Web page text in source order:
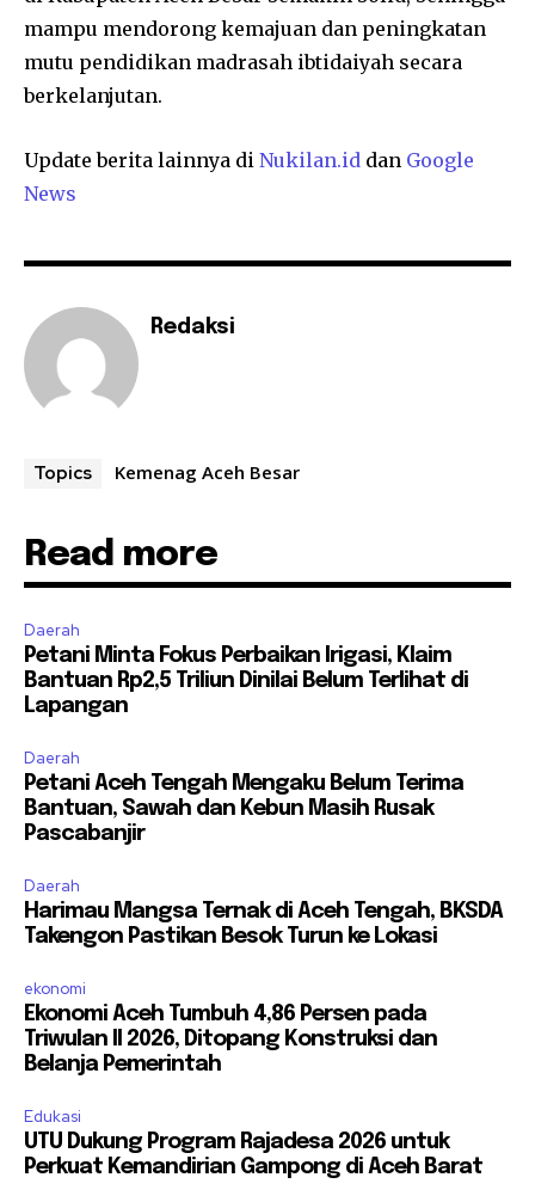
mampu mendorong kemajuan dan peningkatan
mutu pendidikan madrasah ibtidaiyah secara
berkelanjutan.
Update berita lainnya di Nukilan.id dan Google
News
Redaksi
Topics Kemenag Aceh Besar
Read more
Daerah
Petani Minta Fokus Perbaikan Irigasi, Klaim
Bantuan Rp2,5 Triliun Dinilai Belum Terlihat di
Lapangan
Daerah
Petani Aceh Tengah Mengaku Belum Terima
Bantuan, Sawah dan Kebun Masih Rusak
Pascabanjir
Daerah
Harimau Mangsa Ternak di Aceh Tengah, BKSDA
Takengon Pastikan Besok Turun ke Lokasi
ekonomi
Ekonomi Aceh Tumbuh 4,86 Persen pada
Triwulan II 2026, Ditopang Konstruksi dan
Belanja Pemerintah
Edukasi
UTU Dukung Program Rajadesa 2026 untuk
Perkuat Kemandirian Gampong di Aceh Barat